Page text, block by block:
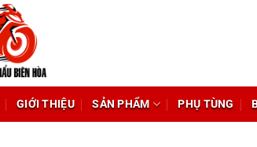
GIỚI THIỆU SẢN PHẨM PHỤ TÙNG